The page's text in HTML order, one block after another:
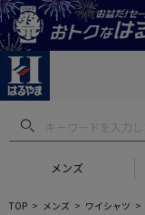
メンズ
TOP メンズ ワイシャツ